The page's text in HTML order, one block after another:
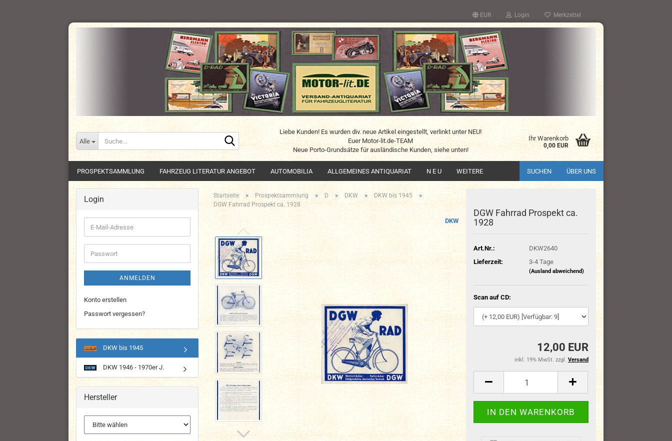
EUR Login Merkzettel
Alle
Suche...
Liebe Kunden! Es wurden div. neue Artikel eingestellt, verlinkt unter NEU!
Euer Motor-lit.de-TEAM
Neue Porto-Grundsätze für ausländische Kunden, siehe unten!
Ihr Warenkorb
0,00 EUR
PROSPEKTSAMMLUNG FAHRZEUG LITERATUR ANGEBOT AUTOMOBILIA ALLGEMEINES ANTIQUARIAT N E U SUCHEN ÜBER UNS
WEITERE
Startseite » Prospektsammlung » D » DKW » DKW bis 1945 »
DGW Fahrrad Prospekt ca. 1928
DKW
DGW Fahrrad Prospekt ca.
1928
Art.Nr.:
DKW2640
Lieferzeit:
3-4 Tage
(Ausland abweichend)
Scan auf CD:
12,00 EUR
inkl. 19% MwSt. zzgl. Versand
Login
E-
Mail-
Adresse
Passwort
ANMELDEN
Konto erstellen
Passwort vergessen?
DKW bis 1945
DKW 1946 - 1970er J.
Hersteller